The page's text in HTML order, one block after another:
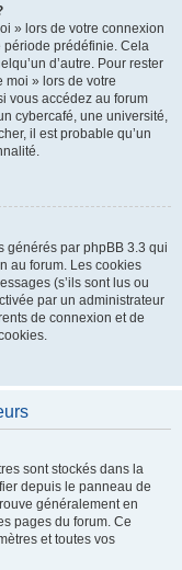
» lors de votre connexion
période prédéfinie. Cela
d’autre. Pour rester
moi » lors de votre
vous accédez au forum
cybercafé, une université,
il est probable qu’un
générés par phpBB 3.3 qui
au forum. Les cookies
(s’ils sont lus ou
par un administrateur
de connexion et de
sont stockés dans la
depuis le panneau de
généralement en
pages du forum. Ce
et toutes vos